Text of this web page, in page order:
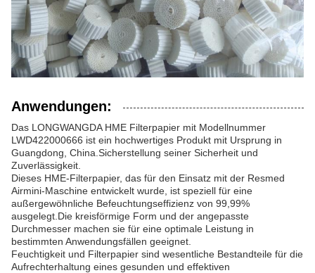
Anwendungen:
Das LONGWANGDA HME Filterpapier mit Modellnummer
LWD422000666 ist ein hochwertiges Produkt mit Ursprung in
Guangdong, China.Sicherstellung seiner Sicherheit und
Zuverlässigkeit.
Dieses HME-Filterpapier, das für den Einsatz mit der Resmed
Airmini-Maschine entwickelt wurde, ist speziell für eine
außergewöhnliche Befeuchtungseffizienz von 99,99%
ausgelegt.Die kreisförmige Form und der angepasste
Durchmesser machen sie für eine optimale Leistung in
bestimmten Anwendungsfällen geeignet.
Feuchtigkeit und Filterpapier sind wesentliche Bestandteile für die
Aufrechterhaltung eines gesunden und effektiven